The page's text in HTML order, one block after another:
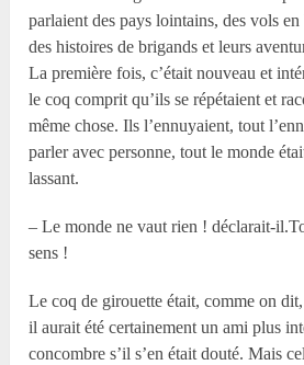
parlaient des pays lointains, des vols
des histoires de brigands et leurs
La première fois, c’était nouveau et
le coq comprit qu’ils se répétaient et
même chose. Ils l’ennuyaient, tout
parler avec personne, tout le monde
lassant.
– Le monde ne vaut rien ! déclarait-
sens !
Le coq de girouette était, comme on
il aurait été certainement un ami plus
concombre s’il s’en était douté. Mais